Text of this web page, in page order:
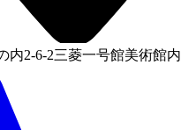
内2-6-2三菱一号館美術館内